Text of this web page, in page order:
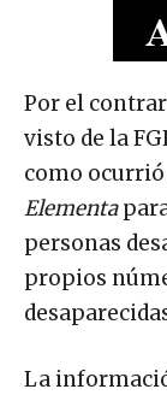
Por el
visto de la
como ocurrió
Elementa
personas
propios
La